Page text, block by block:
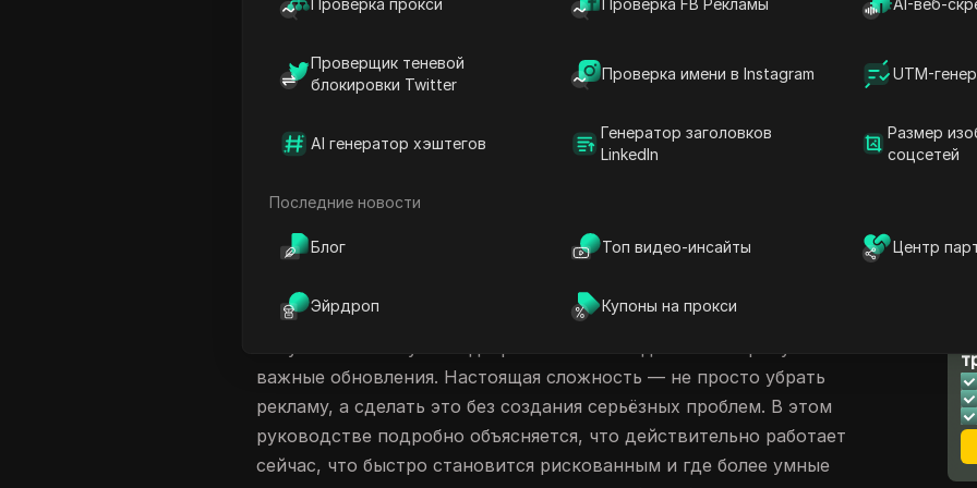
Проверка прокси Проверка FB Рекламы AI-веб-
Проверщик теневой
блокировки Twitter
Проверка имени в Instagram UTM-
AI генератор хэштегов
Генератор заголовков
LinkedIn
Размер
соцсетей
Последние новости
Блог Топ видео-инсайты Центр
Эйрдроп Купоны на прокси
миллиардам пользователей, что делает практически невозможным
акций не просто раздражает, но и замедляет процесс и нарушает
система Facebook быстро адаптируется, ломая большинство
блокировщиков рекламы всего за несколько недель. Некоторые
пользователи даже сообщают, что «блокировка рекламы в
функции сайта, а не только рекламу.
Большинство гайдов пропускают риск: если заблокировать слишком
агрессивно, вы можете потерять доступ к реальному контенту,
важные обновления. Настоящая сложность — не просто убрать
рекламу, а сделать это без создания серьёзных проблем. В этом
руководстве подробно объясняется, что действительно работает
сейчас, что быстро становится рискованным и где более умные